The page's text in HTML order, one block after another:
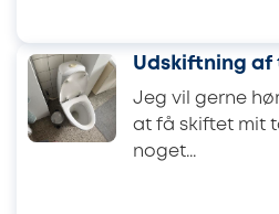
Udskiftning af
Jeg vil gerne
at få skiftet mit
noget...